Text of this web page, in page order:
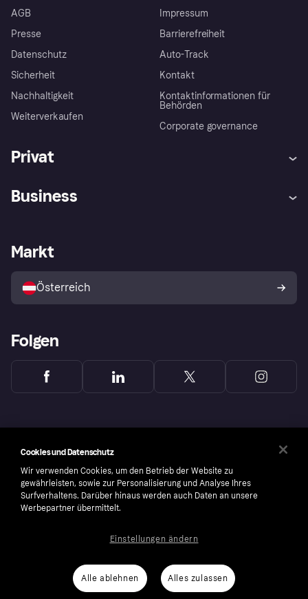
AGB
Presse
Datenschutz
Sicherheit
Nachhaltigkeit
Weiterverkaufen
Impressum
Barrierefreiheit
Auto-Track
Kontakt
Kontaktinformationen für
Behörden
Corporate governance
Privat
Shops entdecken
Business
Händlerportal
Markt
Österreich
Folgen
number: 556737-0431
Cookies Klarna.com
Cookies und Datenschutz
Wir verwenden Cookies, um den Betrieb der Website zu
gewährleisten, sowie zur Personalisierung und Analyse Ihres
Surfverhaltens. Darüber hinaus werden auch Daten an unsere
Werbepartner übermittelt.
Alle ablehnen Alles zulassen
Einstellungen ändern